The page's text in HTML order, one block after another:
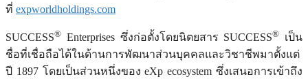
ที่ expworldholdings.com
SUCCESS® Enterprises ซึ่งก่อตั้งโดยนิตยสาร SUCCESS® เป็น
ชื่อที่เชื่อถือได้ในด้านการพัฒนาส่วนบุคคลและวิชาชีพมาตั้งแต่
ปี 1897 โดยเป็นส่วนหนึ่งของ eXp ecosystem ซึ่งเสนอการเข้าถึง